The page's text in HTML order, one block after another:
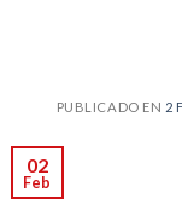
PUBLICADO EN 2
02
Feb